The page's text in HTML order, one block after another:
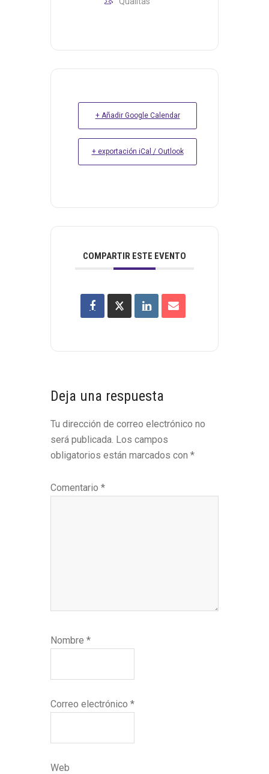
+ Añadir Google Calendar
+ exportación iCal / Outlook
COMPARTIR ESTE EVENTO
Interacciones
con
los
lectores
Deja una respuesta
Tu dirección de correo electrónico no
será publicada. Los campos
obligatorios están marcados con *
Comentario *
Nombre *
Correo electrónico *
Web